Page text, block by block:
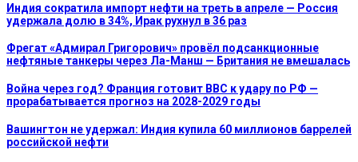
Индия сократила импорт нефти на треть в апреле — Россия
удержала долю в 34%, Ирак рухнул в 36 раз
Фрегат «Адмирал Григорович» провёл подсанкционные
нефтяные танкеры через Ла-Манш — Британия не вмешалась
Война через год? Франция готовит ВВС к удару по РФ —
прорабатывается прогноз на 2028-2029 годы
Вашингтон не удержал: Индия купила 60 миллионов баррелей
российской нефти